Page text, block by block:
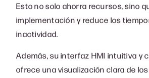
Esto no solo ahorra recursos, sino
implementación y reduce los
inactividad.
Además, su interfaz HMI intuitiva y
ofrece una visualización clara de